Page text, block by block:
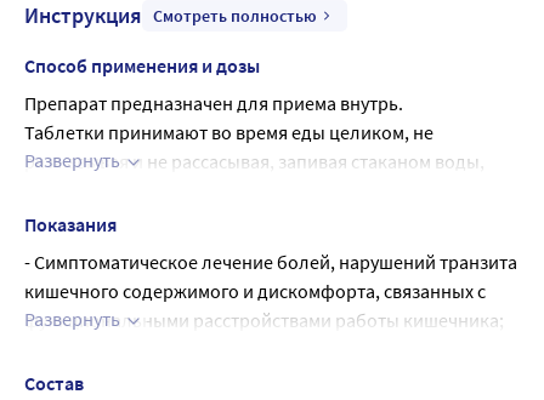
Инструкция Смотреть полностью
Способ применения и дозы
Препарат предназначен для приема внутрь.
Таблетки принимают во время еды целиком, не
разжевывая и не рассасывая, запивая стаканом воды,
слизистой оболочкой пищевода (в связи с риском
поражения слизистой оболочки пищевода, см. раздел
Дицетел®, таблетки, покрытые пленочной оболочкой, 50
день или по 2 таблетки 2 раза в день.
Развернуть
Показания
- Симптоматическое лечение болей, нарушений транзита
кишечного содержимого и дискомфорта, связанных с
функциональными расстройствами работы кишечника;
функциональными расстройствами желчевыводящих
Развернуть
Состав